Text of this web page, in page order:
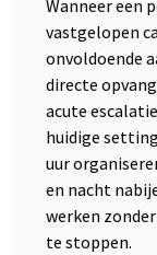
Wanneer een
vastgelopen
onvoldoende
directe
acute
huidige
uur
en nacht
werken
te stoppen.